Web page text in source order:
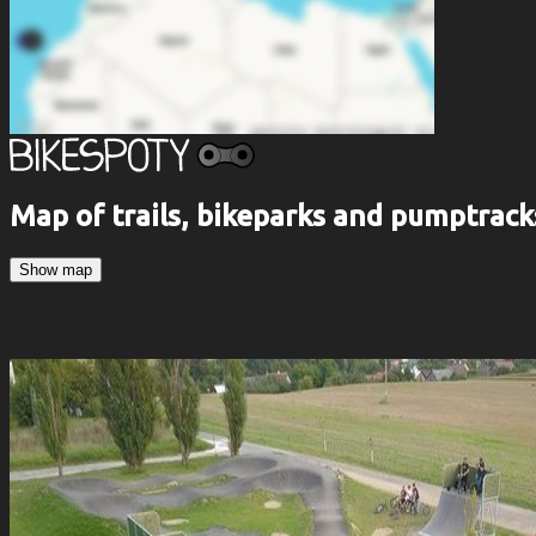
Map of trails, bikeparks and
Show map